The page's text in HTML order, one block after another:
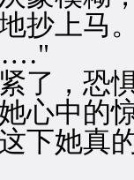
抄上马
，恐惧
心中的
她真